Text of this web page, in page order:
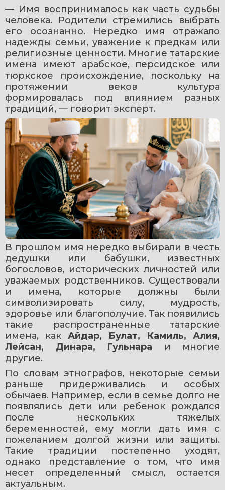
— Имя воспринималось как часть судьбы
человека. Родители стремились выбрать
его осознанно. Нередко имя отражало
надежды семьи, уважение к предкам или
религиозные ценности. Многие татарские
имена имеют арабское, персидское или
тюркское происхождение, поскольку на
протяжении веков культура
формировалась под влиянием разных
традиций, — говорит эксперт.
В прошлом имя нередко выбирали в честь
дедушки или бабушки, известных
богословов, исторических личностей или
уважаемых родственников. Существовали
и имена, которые должны были
символизировать силу, мудрость,
здоровье или благополучие. Так появились
такие распространенные татарские
имена, как Айдар, Булат, Камиль, Алия,
Лейсан, Динара, Гульнара и многие
другие.
По словам этнографов, некоторые семьи
раньше придерживались и особых
обычаев. Например, если в семье долго не
появлялись дети или ребенок рождался
после нескольких тяжелых
беременностей, ему могли дать имя с
пожеланием долгой жизни или защиты.
Такие традиции постепенно уходят,
однако представление о том, что имя
несет определенный смысл, остается
актуальным.